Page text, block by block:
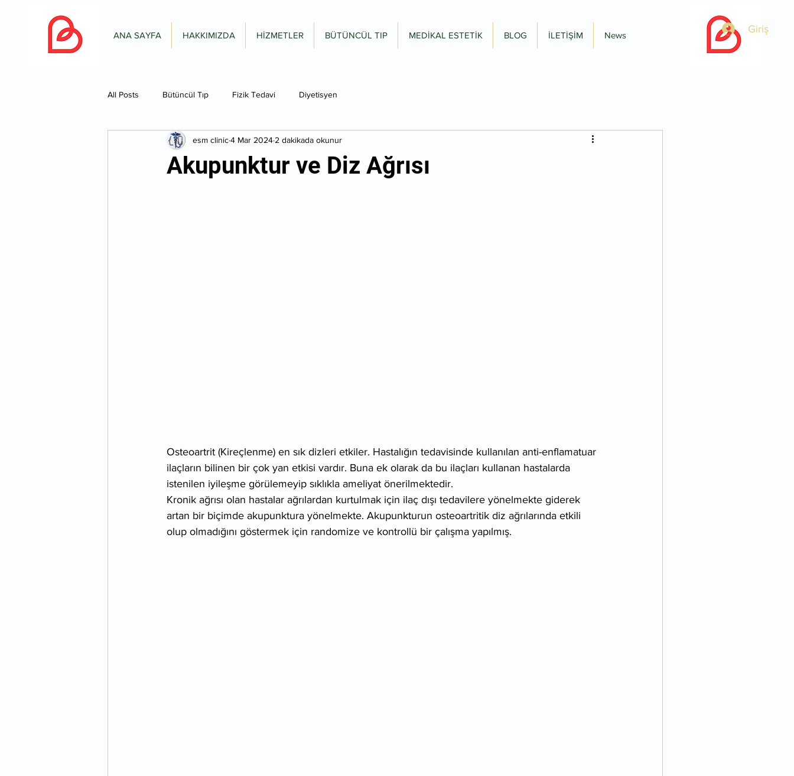
Giriş
ANA SAYFA HAKKIMIZDA HİZMETLER BÜTÜNCÜL TIP MEDİKAL ESTETİK BLOG İLETİŞİM News
All Posts Bütüncül Tıp Fizik Tedavi Diyetisyen
Akupunktur ve Diz Ağrısı
esm clinic4 Mar 2024 2 dakikada okunur
Osteoartrit (Kireçlenme) en sık dizleri etkiler. Hastalığın tedavisinde kullanılan anti-enflamatuar
ilaçların bilinen bir çok yan etkisi vardır. Buna ek olarak da bu ilaçları kullanan hastalarda
istenilen iyileşme görülemeyip sıklıkla ameliyat önerilmektedir.
Kronik ağrısı olan hastalar ağrılardan kurtulmak için ilaç dışı tedavilere yönelmekte giderek
artan bir biçimde akupunktura yönelmekte. Akupunkturun osteoartritik diz ağrılarında etkili
olup olmadığını göstermek için randomize ve kontrollü bir çalışma yapılmış.